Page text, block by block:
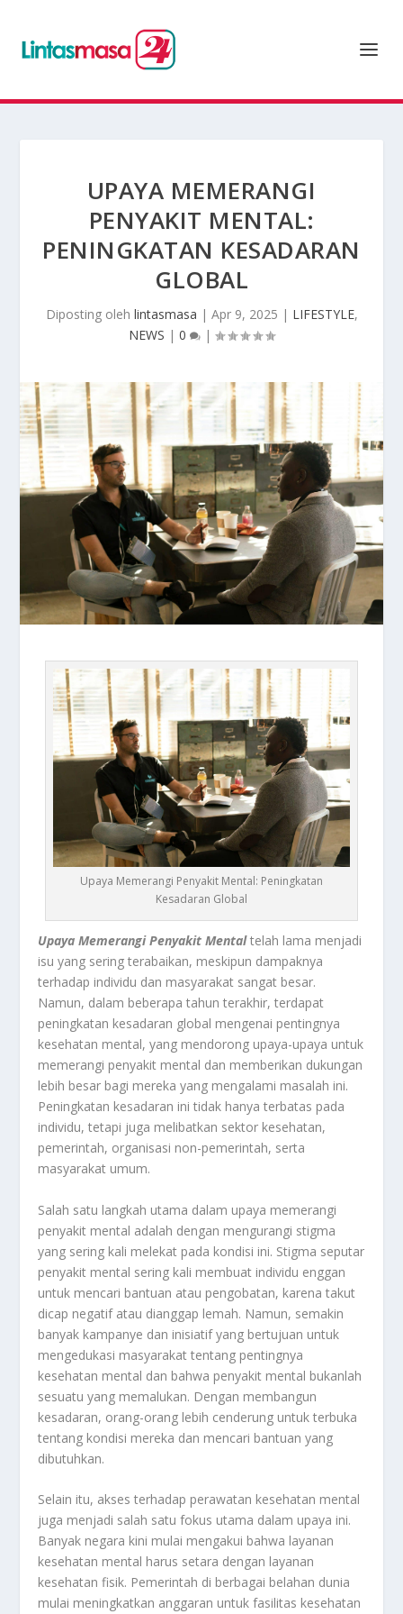
UPAYA MEMERANGI
PENYAKIT MENTAL:
PENINGKATAN KESADARAN
GLOBAL
Diposting oleh lintasmasa | Apr 9, 2025 | LIFESTYLE,
NEWS | 0 |
Upaya Memerangi Penyakit Mental: Peningkatan
Kesadaran Global
Upaya Memerangi Penyakit Mental telah lama menjadi
isu yang sering terabaikan, meskipun dampaknya
terhadap individu dan masyarakat sangat besar.
Namun, dalam beberapa tahun terakhir, terdapat
peningkatan kesadaran global mengenai pentingnya
kesehatan mental, yang mendorong upaya-upaya untuk
memerangi penyakit mental dan memberikan dukungan
lebih besar bagi mereka yang mengalami masalah ini.
Peningkatan kesadaran ini tidak hanya terbatas pada
individu, tetapi juga melibatkan sektor kesehatan,
pemerintah, organisasi non-pemerintah, serta
masyarakat umum.
Salah satu langkah utama dalam upaya memerangi
penyakit mental adalah dengan mengurangi stigma
yang sering kali melekat pada kondisi ini. Stigma seputar
penyakit mental sering kali membuat individu enggan
untuk mencari bantuan atau pengobatan, karena takut
dicap negatif atau dianggap lemah. Namun, semakin
banyak kampanye dan inisiatif yang bertujuan untuk
mengedukasi masyarakat tentang pentingnya
kesehatan mental dan bahwa penyakit mental bukanlah
sesuatu yang memalukan. Dengan membangun
kesadaran, orang-orang lebih cenderung untuk terbuka
tentang kondisi mereka dan mencari bantuan yang
dibutuhkan.
Selain itu, akses terhadap perawatan kesehatan mental
juga menjadi salah satu fokus utama dalam upaya ini.
Banyak negara kini mulai mengakui bahwa layanan
kesehatan mental harus setara dengan layanan
kesehatan fisik. Pemerintah di berbagai belahan dunia
mulai meningkatkan anggaran untuk fasilitas kesehatan